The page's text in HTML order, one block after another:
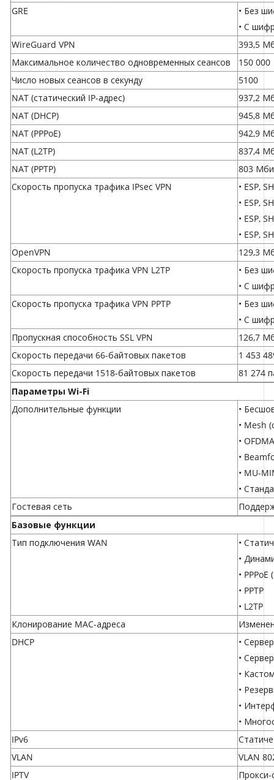
GRE
• Без
• С
WireGuard VPN
393,5
Максимальное количество одновременных сеансов
150 000
Число новых сеансов в секунду
5100
NAT (статический IP-адрес)
937,2
NAT (DHCP)
945,8
NAT (PPPoE)
942,9
NAT (L2TP)
837,4
NAT (PPTP)
803
Скорость пропуска трафика IPsec VPN
• ESP,
• ESP,
• ESP,
• ESP,
OpenVPN
129,3
Скорость пропуска трафика VPN L2TP
• Без
• С
Скорость пропуска трафика VPN PPTP
• Без
• С
Пропускная способность SSL VPN
126,7
Скорость передачи 66-байтовых пакетов
1 453
Скорость передачи 1518-байтовых пакетов
81 274
Параметры Wi-Fi
Дополнительные функции
•
• Mesh
• OFDMA
•
• MU-
•
Гостевая сеть
Базовые функции
Тип подключения WAN
•
•
•
• PPTP
• L2TP
Клонирование MAC-адреса
DHCP
•
•
•
•
•
•
IPv6
VLAN
VLAN
IPTV